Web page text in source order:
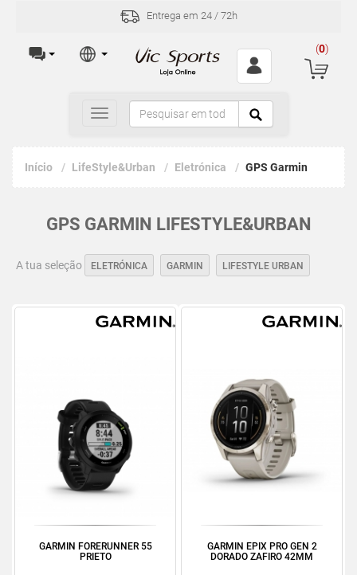
Entrega em 24 / 72h
(0)
Toggle
navigation
Início LifeStyle&Urban Eletrónica GPS Garmin
GPS GARMIN LIFESTYLE&URBAN
A tua seleção ELETRÓNICA GARMIN LIFESTYLE URBAN
GARMIN FORERUNNER 55
PRIETO
GARMIN EPIX PRO GEN 2
DORADO ZAFIRO 42MM